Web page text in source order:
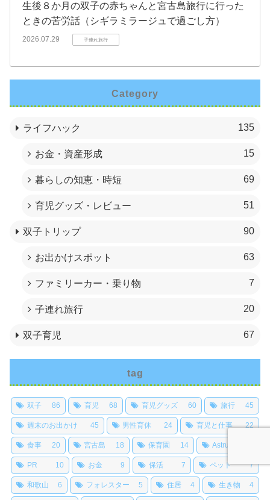
生後８か月の双子の赤ちゃんと宮古島旅行に行った
ときの苦労話（シギラミラージュで過ごし方）
2026.07.29 子連れ旅行
Category
ライフハック 135
お金・資産形成 15
暮らしの知恵・時短 69
育児グッズ・レビュー 51
双子トリップ 90
お出かけスポット 63
ファミリーカー・乗り物 7
子連れ旅行 20
双子育児 67
tag
双子 86 育児 68 育児グッズ 60 旅行 45
週末のお出かけ 45 男性育休 24 育児と仕事 22
食事 20 宮古島 18 保育園 14 Astrum
PR 10 お金 9 保活 7 ペット 7
和歌山 6 フォレスター 5 住居 4 生き物 4